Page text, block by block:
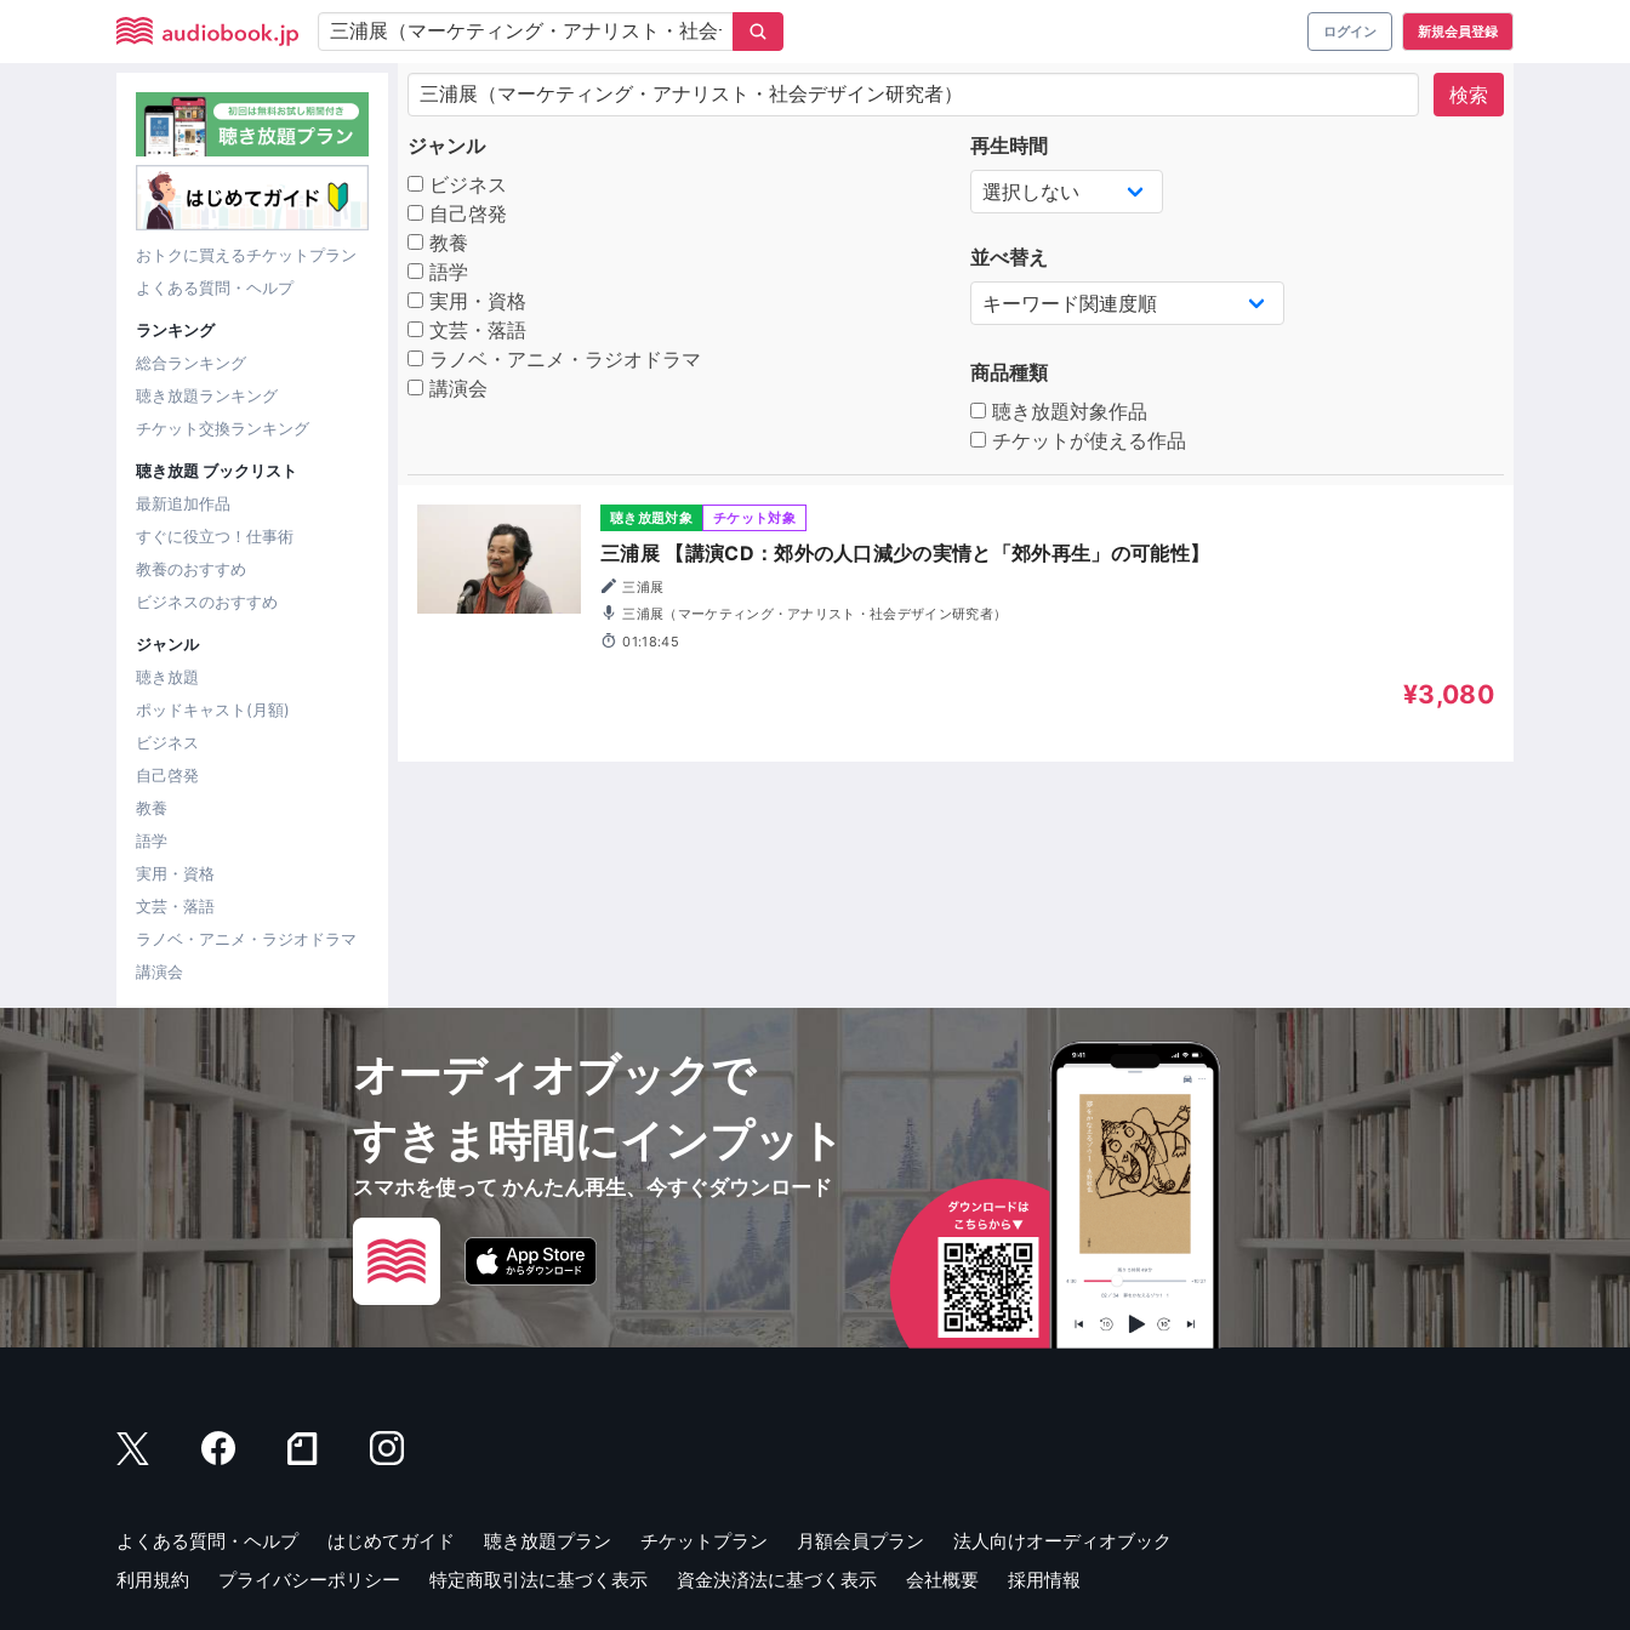
ログイン 新規会員登録
おトクに買えるチケットプラン
よくある質問・ヘルプ
ランキング
総合ランキング
聴き放題ランキング
チケット交換ランキング
聴き放題 ブックリスト
最新追加作品
すぐに役立つ！仕事術
教養のおすすめ
ビジネスのおすすめ
ジャンル
聴き放題
ポッドキャスト(月額)
ビジネス
自己啓発
教養
語学
実用・資格
文芸・落語
ラノベ・アニメ・ラジオドラマ
講演会
検索
ジャンル
ビジネス
自己啓発
教養
語学
実用・資格
文芸・落語
ラノベ・アニメ・ラジオドラマ
講演会
再生時間
並べ替え
商品種類
聴き放題対象作品
チケットが使える作品
聴き放題対象 チケット対象
三浦展 【講演CD：郊外の人口減少の実情と「郊外再生」の可能性】
三浦展
三浦展（マーケティング・アナリスト・社会デザイン研究者）
01:18:45
¥3,080
オーディオブックで
すきま時間にインプット
スマホを使って かんたん再生、今すぐダウンロード
よくある質問・ヘルプ はじめてガイド 聴き放題プラン チケットプラン 月額会員プラン
法人向けオーディオブック
利用規約
プライバシーポリシー 特定商取引法に基づく表示 資金決済法に基づく表示 会社概要 採用情報